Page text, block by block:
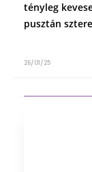
tényleg
pusztán
26/01/25